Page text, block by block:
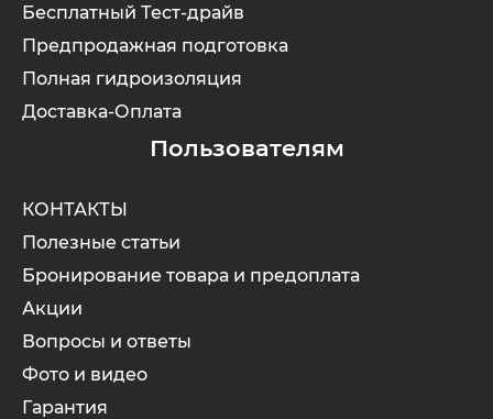
Бесплатный Тест-драйв
Предпродажная подготовка
Полная гидроизоляция
Доставка-Оплата
Пользователям
КОНТАКТЫ
Полезные статьи
Бронирование товара и предоплата
Акции
Вопросы и ответы
Фото и видео
Гарантия